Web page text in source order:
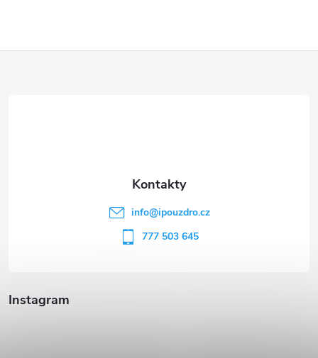
Instagram
info@ipouzdro.cz
777 503 645